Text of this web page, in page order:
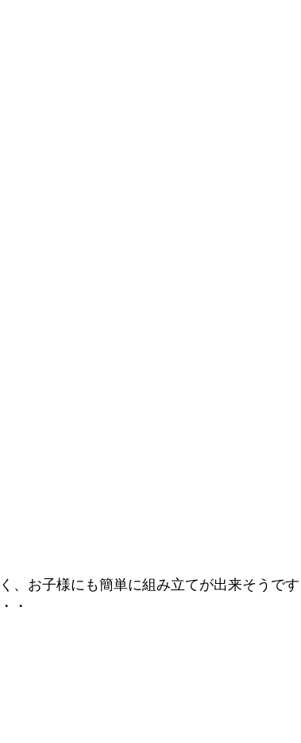
、お子様にも簡単に組み立てが出来そうで
・